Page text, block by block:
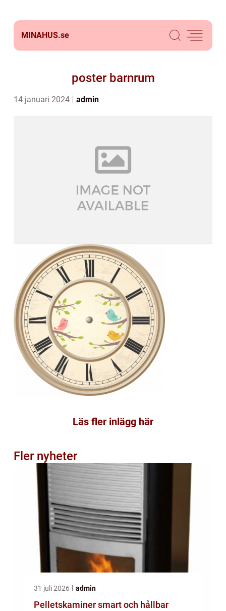
MINAHUS.se
poster barnrum
14 januari 2024 admin
Läs fler inlägg här
Fler nyheter
31 juli 2026 admin
Pelletskaminer smart och hållbar